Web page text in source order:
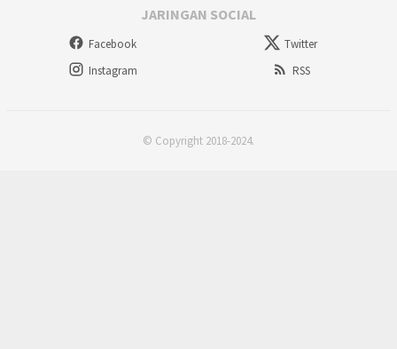
JARINGAN SOCIAL
Facebook
Twitter
Instagram
RSS
© Copyright 2018-2024.